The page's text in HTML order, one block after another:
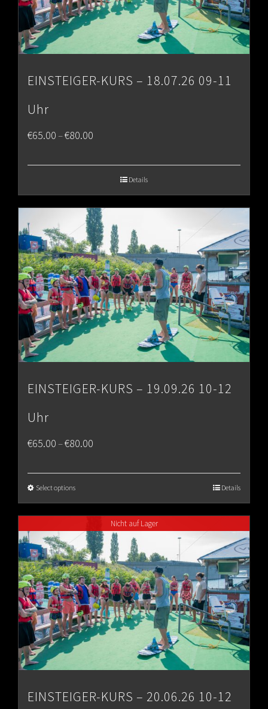
EINSTEIGER-KURS – 18.07.26 09-11
Uhr
€65.00–€80.00
€80.00
Details
EINSTEIGER-KURS – 19.09.26 10-12
Uhr
€65.00–€80.00
€80.00
Select options Details
Nicht auf Lager
EINSTEIGER-KURS – 20.06.26 10-12